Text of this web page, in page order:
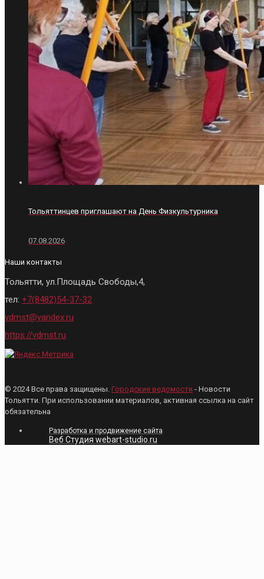
Тольяттинцев приглашают на День Физкультурника
07.08.2026
Наши контакты
Тольятти, ул.Площадь Свободы,4,
тел: +7(8482)54-37-32
vdmst@yandex.ru
https://vdmst.ru
© 2024 Все права защищены. Городские ведомости - Новости
Тольятти. При использовании материалов, активная ссылка на сайт
обязательна
Разработка и продвижение сайта
Веб Студия webart-studio.ru